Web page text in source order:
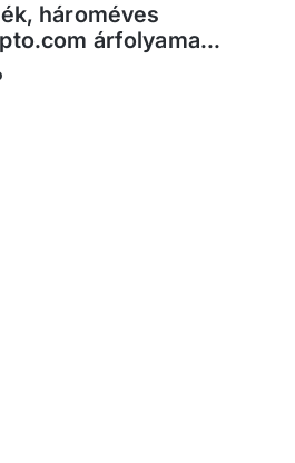
hároméves
árfolyama...